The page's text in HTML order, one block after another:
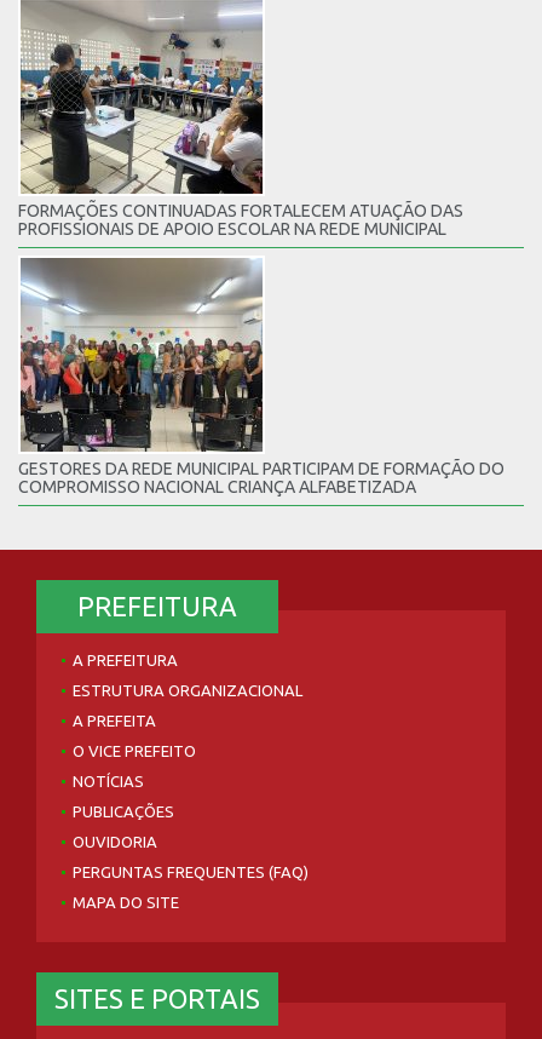
FORMAÇÕES CONTINUADAS FORTALECEM ATUAÇÃO DAS
PROFISSIONAIS DE APOIO ESCOLAR NA REDE MUNICIPAL
GESTORES DA REDE MUNICIPAL PARTICIPAM DE FORMAÇÃO DO
COMPROMISSO NACIONAL CRIANÇA ALFABETIZADA
PREFEITURA
A PREFEITURA
ESTRUTURA ORGANIZACIONAL
A PREFEITA
O VICE PREFEITO
NOTÍCIAS
PUBLICAÇÕES
OUVIDORIA
PERGUNTAS FREQUENTES (FAQ)
MAPA DO SITE
SITES E PORTAIS